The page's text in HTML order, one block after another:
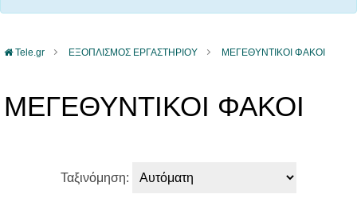
Tele.gr ΕΞΟΠΛΙΣΜΟΣ ΕΡΓΑΣΤΗΡΙΟΥ ΜΕΓΕΘΥΝΤΙΚΟΙ ΦΑΚΟΙ
ΜΕΓΕΘΥΝΤΙΚΟΙ ΦΑΚΟΙ
Ταξινόμηση: